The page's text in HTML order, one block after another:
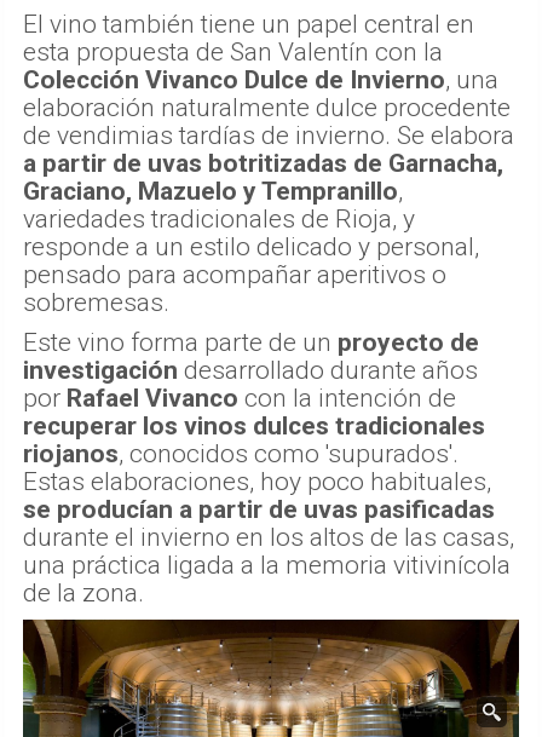
El vino también tiene un papel central en
esta propuesta de San Valentín con la
Colección Vivanco Dulce de Invierno, una
elaboración naturalmente dulce procedente
de vendimias tardías de invierno. Se elabora
a partir de uvas botritizadas de Garnacha,
Graciano, Mazuelo y Tempranillo,
variedades tradicionales de Rioja, y
responde a un estilo delicado y personal,
pensado para acompañar aperitivos o
sobremesas.
Este vino forma parte de un proyecto de
investigación desarrollado durante años
por Rafael Vivanco con la intención de
recuperar los vinos dulces tradicionales
riojanos, conocidos como 'supurados'.
Estas elaboraciones, hoy poco habituales,
se producían a partir de uvas pasificadas
durante el invierno en los altos de las casas,
una práctica ligada a la memoria vitivinícola
de la zona.